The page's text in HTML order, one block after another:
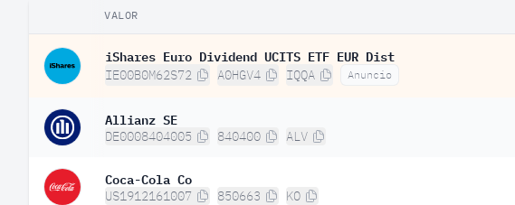
VALOR
iShares Euro Dividend UCITS ETF EUR Dist
IE00B0M62S72 A0HGV4 IQQA Anuncio
Allianz SE
DE0008404005 840400 ALV
Coca-Cola Co
US1912161007 850663 KO